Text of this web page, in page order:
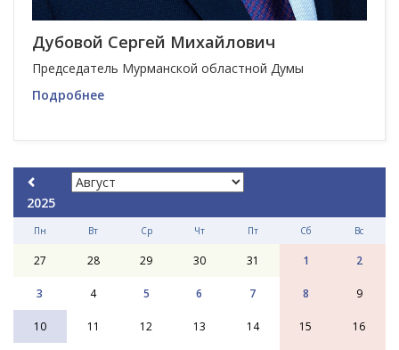
Дубовой Сергей Михайлович
Председатель Мурманской областной Думы
Подробнее
2025
Пн Вт Ср Чт Пт Сб Вс
27 28 29 30 31 1 2
3 4 5 6 7 8 9
10 11 12 13 14 15 16